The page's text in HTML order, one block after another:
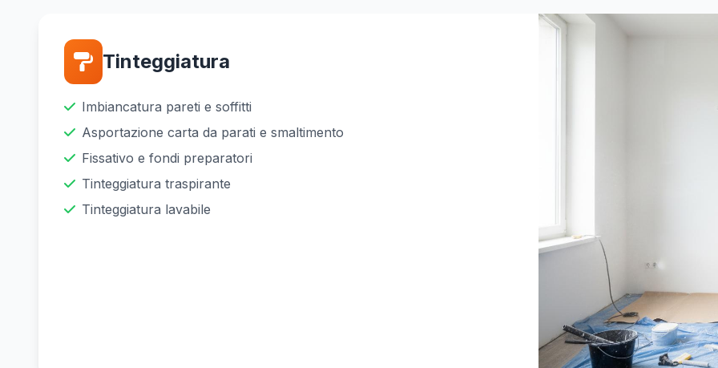
Tinteggiatura
Imbiancatura pareti e soffitti
Asportazione carta da parati e smaltimento
Fissativo e fondi preparatori
Tinteggiatura traspirante
Tinteggiatura lavabile